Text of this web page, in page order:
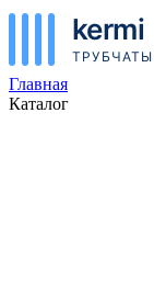
Главная
Каталог